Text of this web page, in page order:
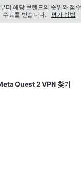
터 해당 브랜드의 순위와 점
수료를 받습니다.
평가 방법
Quest 2 VPN 찾기